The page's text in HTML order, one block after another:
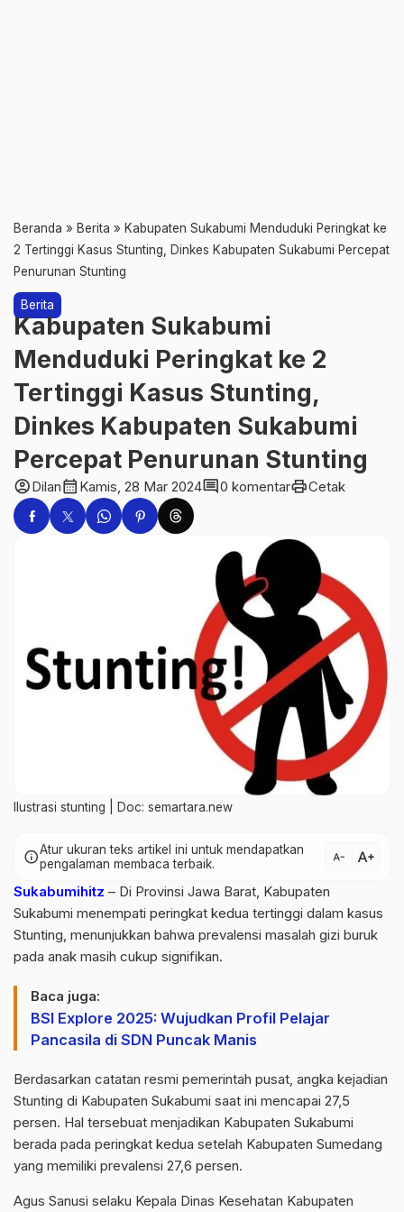
Beranda » Berita » Kabupaten Sukabumi Menduduki Peringkat ke
2 Tertinggi Kasus Stunting, Dinkes Kabupaten Sukabumi Percepat
Penurunan Stunting
Berita
Kabupaten Sukabumi
Menduduki Peringkat ke 2
Tertinggi Kasus Stunting,
Dinkes Kabupaten Sukabumi
Percepat Penurunan Stunting
account_circleDilancalendar_month Kamis, 28 Mar 2024comment0 komentarprintCetak
Ilustrasi stunting | Doc: semartara.new
infoAtur ukuran teks artikel ini untuk mendapatkan
pengalaman membaca terbaik.
text_decrease text_increase
Sukabumihitz – Di Provinsi Jawa Barat, Kabupaten
Sukabumi menempati peringkat kedua tertinggi dalam kasus
Stunting, menunjukkan bahwa prevalensi masalah gizi buruk
pada anak masih cukup signifikan.
Baca juga:
BSI Explore 2025: Wujudkan Profil Pelajar
Pancasila di SDN Puncak Manis
Berdasarkan catatan resmi pemerintah pusat, angka kejadian
Stunting di Kabupaten Sukabumi saat ini mencapai 27,5
persen. Hal tersebuat menjadikan Kabupaten Sukabumi
berada pada peringkat kedua setelah Kabupaten Sumedang
yang memiliki prevalensi 27,6 persen.
Agus Sanusi selaku Kepala Dinas Kesehatan Kabupaten